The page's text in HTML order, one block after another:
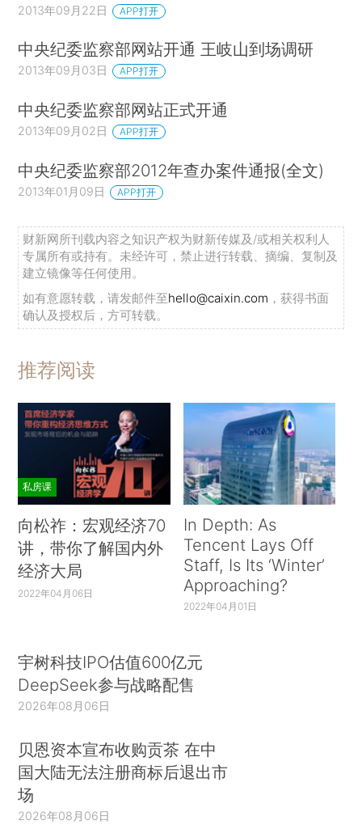
2013年09月22日 APP打开
中央纪委监察部网站开通 王岐山到场调研
2013年09月03日 APP打开
中央纪委监察部网站正式开通
2013年09月02日 APP打开
中央纪委监察部2012年查办案件通报(全文)
2013年01月09日 APP打开
财新网所刊载内容之知识产权为财新传媒及/或相关权利人
专属所有或持有。未经许可，禁止进行转载、摘编、复制及
建立镜像等任何使用。
如有意愿转载，请发邮件至hello@caixin.com ，获得书面
确认及授权后，方可转载。
推荐阅读
私房课
向松祚：宏观经济70
讲，带你了解国内外
经济大局
2022年04月06日
In Depth: As
Tencent Lays Off
Staff, Is Its ‘Winter’
Approaching?
2022年04月01日
宇树科技IPO估值600亿元
DeepSeek参与战略配售
2026年08月06日
贝恩资本宣布收购贡茶 在中
国大陆无法注册商标后退出市
场
2026年08月06日